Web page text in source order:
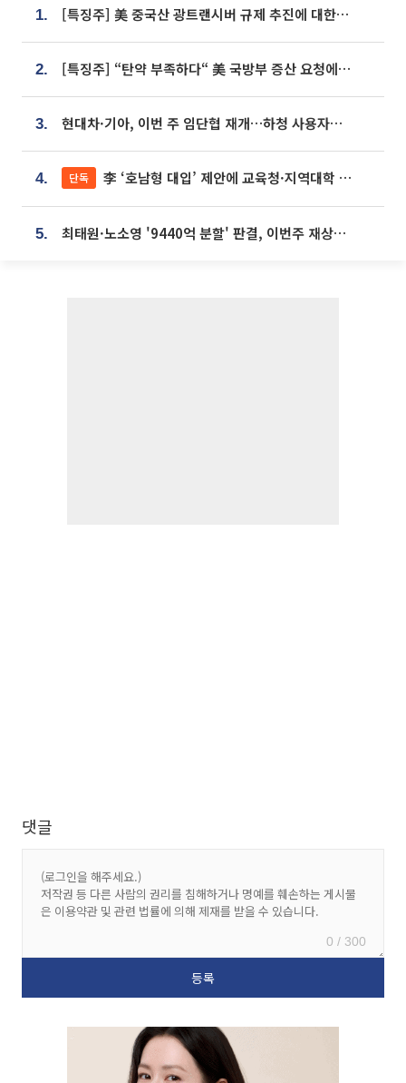
1. [특징주] 美 중국산 광트랜시버 규제 추진에 대한광통신 등 광통신株 강세
2. [특징주] “탄약 부족하다“ 美 국방부 증산 요청에⋯국내 방산주 급등세
3. 현대차·기아, 이번 주 임단협 재개…하청 사용자성 재심도 ‘변수’
4. 단독 李 ‘호남형 대입’ 제안에 교육청·지역대학 서·논술형 입시 연계 '착수'
5. 최태원·노소영 '9440억 분할' 판결, 이번주 재상고 여부 주목
댓글
0 / 300